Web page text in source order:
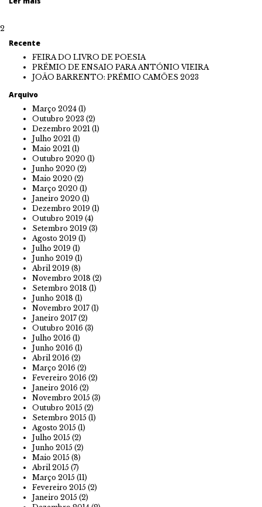
2
Recente
FEIRA DO LIVRO DE POESIA
PRÉMIO DE ENSAIO PARA ANTÓNIO VIEIRA
JOÃO BARRENTO: PRÉMIO CAMÕES 2023
Arquivo
Março 2024 (1)
Outubro 2023 (2)
Dezembro 2021 (1)
Julho 2021 (1)
Maio 2021 (1)
Outubro 2020 (1)
Junho 2020 (2)
Maio 2020 (2)
Março 2020 (1)
Janeiro 2020 (1)
Dezembro 2019 (1)
Outubro 2019 (4)
Setembro 2019 (3)
Agosto 2019 (1)
Julho 2019 (1)
Junho 2019 (1)
Abril 2019 (8)
Novembro 2018 (2)
Setembro 2018 (1)
Junho 2018 (1)
Novembro 2017 (1)
Janeiro 2017 (2)
Outubro 2016 (3)
Julho 2016 (1)
Junho 2016 (1)
Abril 2016 (2)
Março 2016 (2)
Fevereiro 2016 (2)
Janeiro 2016 (2)
Novembro 2015 (3)
Outubro 2015 (2)
Setembro 2015 (1)
Agosto 2015 (1)
Julho 2015 (2)
Junho 2015 (2)
Maio 2015 (8)
Abril 2015 (7)
Março 2015 (11)
Fevereiro 2015 (2)
Janeiro 2015 (2)